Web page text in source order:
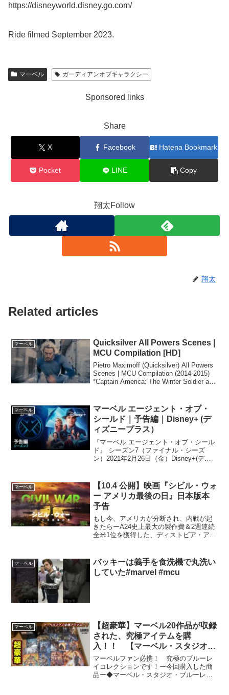
https://disneyworld.disney.go.com/
Ride filmed September 2023.
マーベル ガーディアンオブギャラクシー
Sponsored links
Share
X Facebook Hatena Bookmark
Pocket LINE Copy
翔太Follow
翔太
Related articles
マーベル
Quicksilver All Powers Scenes |
MCU Compilation [HD]
Pietro Maximoff (Quicksilver) All Powers
Scenes | MCU Compilation (2014-2015)
*Captain America: The Winter Soldier and
マーベル
マーベル エージェント・オブ・
シールド｜予告編｜Disney+ (デ
ィズニープラス）
『マーベル エージェント・オブ・シール
ド』 シーズン7（ファイナル・シーズ
ン）2021年2月26日（金）Disney+(ディ
放つ『アベンジャーズ』スピンオフド
ラ...
マーベル
【10.4 公開】映画『シビル・ウォ
ー アメリカ最後の日』日本版本
予告
もし今、アメリカが分断され、内戦が起
きたらーA24史上最大の製作費＆2週連続
全米1位を獲得した、ディストピア・アク
HP：公式X／Instagram／TikTok：＠...
マーベル
バッキーは義手を食洗機で丸洗い
していた#marvel #mcu
マーベル
【超豪華】マーベル20作品が収録
された、究極アイテムを購
入！！ 【マーベル・スタジオ・
ブルーレイ・コレクション】
マーベルファン必携！ 究極のブルーレ
イコレクションです！ー今回購入した商
品ー◆マーベル・スタジオ・ブルーレ